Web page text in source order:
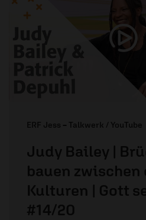
ERF Jess – Talkwerk / YouTube
Judy Bailey |
bauen zwischen
Kulturen | Gott
#14/20